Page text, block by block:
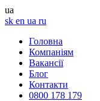
ua
sk en ua ru
Головна
Компаніям
Вакансії
Блог
Контакти
0800 178 179